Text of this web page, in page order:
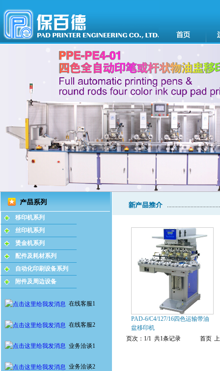
移印机系列
丝印机系列
烫金机系列
配件及耗材系列
自动化印刷设备系列
附件及周边设备
在线客服1
在线客服2
业务洽谈1
业务洽谈2
PAD-6/C4/127/16四色运输带油
盆移印机
页次：1/1 共1条记录
首页